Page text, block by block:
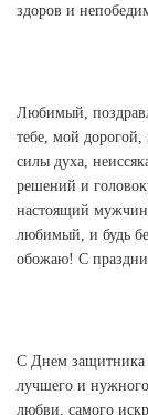
здоров и
Любимый,
тебе, мой дорогой,
силы духа,
решений и
настоящий
любимый, и будь
обожаю! С
С Днем защитника
лучшего и
любви, самого